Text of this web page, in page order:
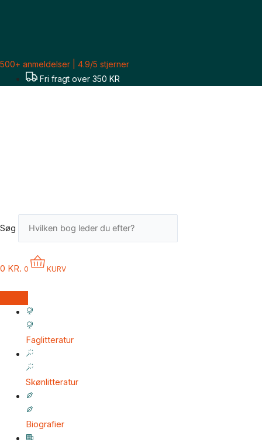
500+ anmeldelser | 4.9/5 stjerner
Fri fragt over 350 KR
Søg
0 KR. 0 KURV
Faglitteratur
Skønlitteratur
Biografier